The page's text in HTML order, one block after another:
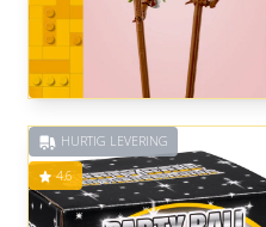
HURTIG LEVERING
4.6